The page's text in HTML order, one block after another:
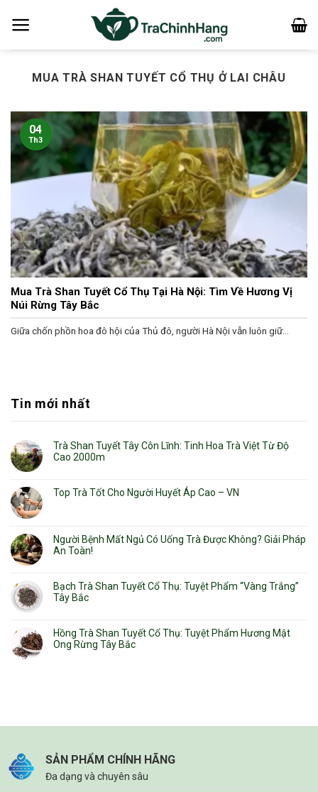
qua
MUA TRÀ SHAN TUYẾT CỔ THỤ Ở LAI CHÂU
Mua Trà Shan Tuyết Cổ Thụ Tại Hà Nội: Tìm Về Hương Vị
Núi Rừng Tây Bắc
Giữa chốn phồn hoa đô hội của Thủ đô, người Hà Nội vẫn luôn giữ...
04
Th3
Tin mới nhất
Trà Shan Tuyết Tây Côn Lĩnh: Tinh Hoa Trà Việt Từ Độ
Cao 2000m
Top Trà Tốt Cho Người Huyết Áp Cao – VN
Người Bệnh Mất Ngủ Có Uống Trà Được Không? Giải Pháp
An Toàn!
Bạch Trà Shan Tuyết Cổ Thụ: Tuyệt Phẩm “Vàng Trắng”
Tây Bắc
Hồng Trà Shan Tuyết Cổ Thụ: Tuyệt Phẩm Hương Mật
Ong Rừng Tây Bắc
SẢN PHẨM CHÍNH HÃNG
Đa dạng và chuyên sâu